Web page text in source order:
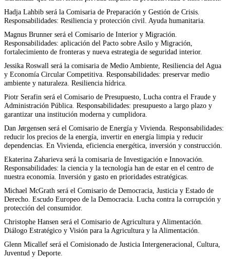
Hadja Lahbib será la Comisaria de Preparación y Gestión de Crisis.
Responsabilidades: Resiliencia y protección civil. Ayuda humanitaria.
Magnus Brunner será el Comisario de Interior y Migración.
Responsabilidades: aplicación del Pacto sobre Asilo y Migración,
fortalecimiento de fronteras y nueva estrategia de seguridad interior.
Jessika Roswall será la comisaria de Medio Ambiente, Resiliencia del Agua
y Economía Circular Competitiva. Responsabilidades: preservar medio
ambiente y naturaleza. Resiliencia hídrica.
Piotr Serafin será el Comisario de Presupuesto, Lucha contra el Fraude y
Administración Pública. Responsabilidades: presupuesto a largo plazo y
garantizar una institución moderna y cumplidora.
Dan Jørgensen será el Comisario de Energía y Vivienda. Responsabilidades:
reducir los precios de la energía, invertir en energía limpia y reducir
dependencias. En Vivienda, eficiencia energética, inversión y construcción.
Ekaterina Zaharieva será la comisaria de Investigación e Innovación.
Responsabilidades: la ciencia y la tecnología han de estar en el centro de
nuestra economía. Inversión y gasto en prioridades estratégicas.
Michael McGrath será el Comisario de Democracia, Justicia y Estado de
Derecho. Escudo Europeo de la Democracia. Lucha contra la corrupción y
protección del consumidor.
Christophe Hansen será el Comisario de Agricultura y Alimentación.
Diálogo Estratégico y Visión para la Agricultura y la Alimentación.
Glenn Micallef será el Comisionado de Justicia Intergeneracional, Cultura,
Juventud y Deporte.